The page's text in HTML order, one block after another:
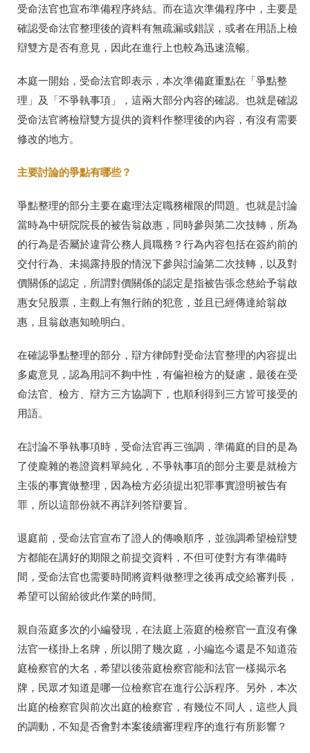
受命法官也宣布準備程序終結。而在這次準備程序中，主要是
確認受命法官整理後的資料有無疏漏或錯誤，或者在用語上檢
辯雙方是否有意見，因此在進行上也較為迅速流暢。
本庭一開始，受命法官即表示，本次準備庭重點在「爭點整
理」及「不爭執事項」，這兩大部分內容的確認。也就是確認
受命法官將檢辯雙方提供的資料作整理後的內容，有沒有需要
修改的地方。
主要討論的爭點有哪些？
爭點整理的部分主要在處理法定職務權限的問題。也就是討論
當時為中研院院長的被告翁啟惠，同時參與第二次技轉，所為
的行為是否屬於違背公務人員職務？行為內容包括在簽約前的
交付行為、未揭露持股的情況下參與討論第二次技轉，以及對
價關係的認定，所謂對價關係的認定是指被告張念慈給予翁啟
惠女兒股票，主觀上有無行賄的犯意，並且已經傳達給翁啟
惠，且翁啟惠知曉明白。
在確認爭點整理的部分，辯方律師對受命法官整理的內容提出
多處意見，認為用詞不夠中性，有偏袒檢方的疑慮，最後在受
命法官、檢方、辯方三方協調下，也順利得到三方皆可接受的
用語。
在討論不爭執事項時，受命法官再三強調，準備庭的目的是為
了使龐雜的卷證資料單純化，不爭執事項的部分主要是就檢方
主張的事實做整理，因為檢方必須提出犯罪事實證明被告有
罪，所以這部份就不再詳列答辯要旨。
退庭前，受命法官宣布了證人的傳喚順序，並強調希望檢辯雙
方都能在講好的期限之前提交資料，不但可使對方有準備時
間，受命法官也需要時間將資料做整理之後再成交給審判長，
希望可以留給彼此作業的時間。
親自蒞庭多次的小編發現，在法庭上蒞庭的檢察官一直沒有像
法官一樣掛上名牌，所以開了幾次庭，小編迄今還是不知道蒞
庭檢察官的大名，希望以後蒞庭檢察官能和法官一樣揭示名
牌，民眾才知道是哪一位檢察官在進行公訴程序。另外，本次
出庭的檢察官與前次出庭的檢察官，有幾位不同人，這些人員
的調動，不知是否會對本案後續審理程序的進行有所影響？